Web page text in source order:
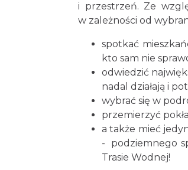
i przestrzeń. Ze
w zależności od
spotkać
kto sam nie
odwiedzić
nadal działają i
wybrać się w
przemierzyć
a także mieć
- podziemnego
Trasie Wodnej!